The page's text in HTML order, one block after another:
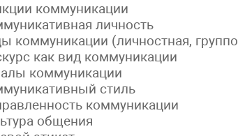
коммуникации
личность
коммуникации (личностная,
как вид коммуникации
коммуникации
стиль
коммуникации
общения